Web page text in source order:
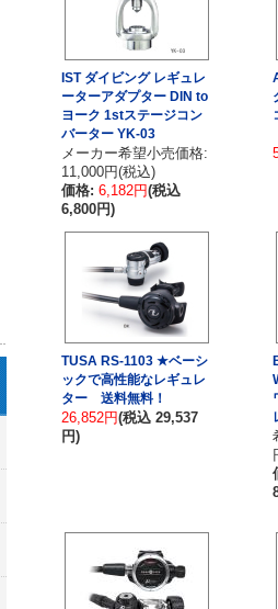
IST ダイビング レギュレ
ーターアダプター DIN to
ヨーク 1stステージコン
バーター YK-03
メーカー希望小売価格:
11,000円(税込)
価格: 6,182円(税込
6,800円)
TUSA RS-1103 ★ベーシ
ックで高性能なレギュレ
ター 送料無料！
26,852円(税込 29,537
円)